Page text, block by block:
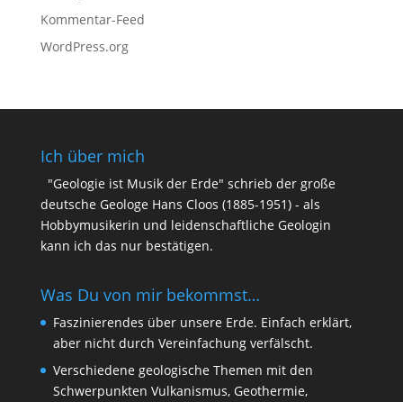
Kommentar-Feed
WordPress.org
Ich über mich
"Geologie ist Musik der Erde" schrieb der große
deutsche Geologe Hans Cloos (1885-1951) - als
Hobbymusikerin und leidenschaftliche Geologin
kann ich das nur bestätigen.
Was Du von mir bekommst…
Faszinierendes über unsere Erde. Einfach erklärt,
aber nicht durch Vereinfachung verfälscht.
Verschiedene geologische Themen mit den
Schwerpunkten Vulkanismus, Geothermie,